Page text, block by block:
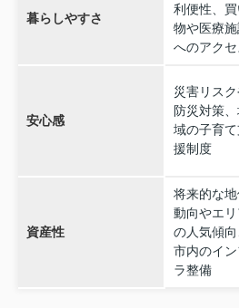
暮らしやすさ
利便性、
物や医療施
へのアクセ
安心感
災害リス
防災対策
域の子育て
援制度
資産性
将来的な地
動向やエリ
の人気傾向
市内のイン
ラ整備